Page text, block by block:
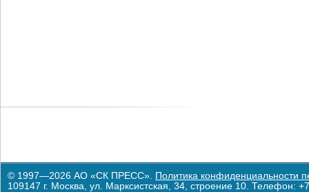
© 1997—2026 АО «СК ПРЕСС». Политика конфиденциальности
109147 г. Москва, ул. Марксистская, 34, строение 10. Телефон: